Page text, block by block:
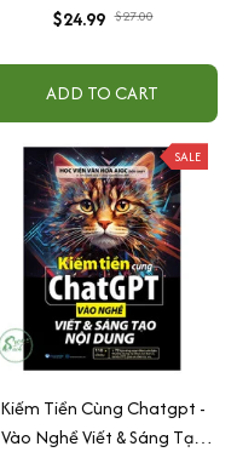
$24.99 $27.00
ADD TO CART
SALE
Kiếm Tiền Cùng Chatgpt -
Vào Nghề Viết & Sáng Tạo